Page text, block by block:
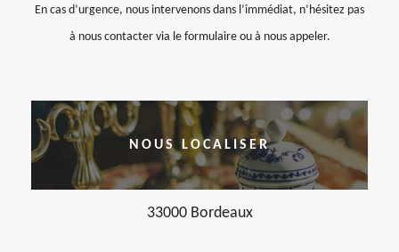
En cas d’urgence, nous intervenons dans l’immédiat, n’hésitez pas
à nous contacter via le formulaire ou à nous appeler.
NOUS LOCALISER
33000 Bordeaux